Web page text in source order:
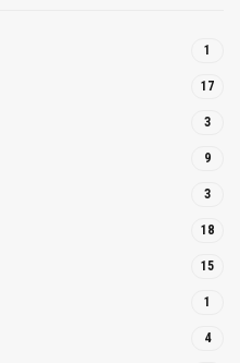
1
17
3
9
3
18
15
1
4